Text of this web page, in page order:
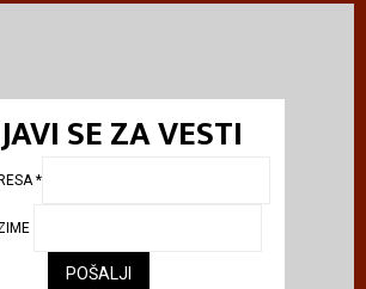
SE ZA VESTI
*